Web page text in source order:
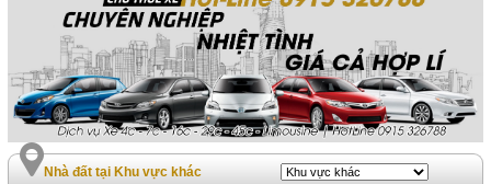
Nhà đất tại Khu vực khác